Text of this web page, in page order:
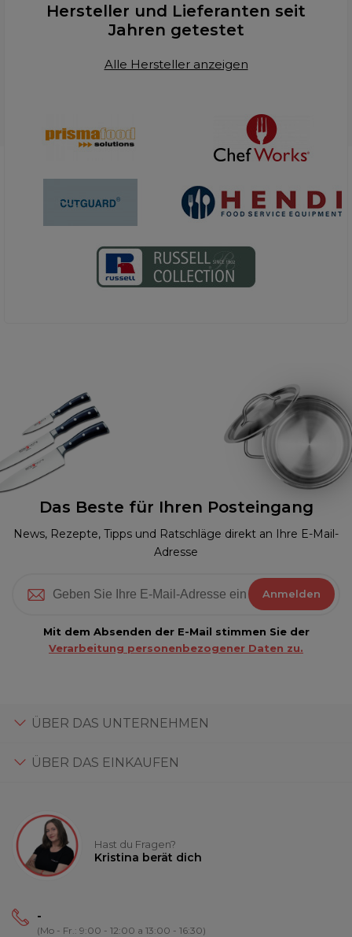
Hersteller und Lieferanten seit
Jahren getestet
Alle Hersteller anzeigen
Das Beste für Ihren Posteingang
News, Rezepte, Tipps und Ratschläge direkt an Ihre E-Mail-
Adresse
Anmelden
Mit dem Absenden der E-Mail stimmen Sie der
Verarbeitung personenbezogener Daten zu.
ÜBER DAS UNTERNEHMEN
ÜBER DAS EINKAUFEN
Hast du Fragen?
Kristina berät dich
-
(Mo - Fr.: 9:00 - 12:00 a 13:00 - 16:30)